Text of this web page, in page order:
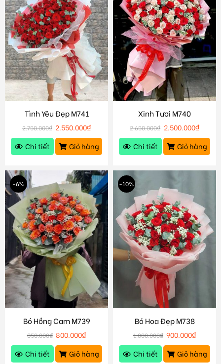
Tình Yêu Đẹp M741
2.750.000₫ 2.550.000₫
Chi tiết
Giỏ hàng
Xinh Tươi M740
2.650.000₫ 2.500.000₫
Chi tiết
Giỏ hàng
-6%
Bó Hồng Cam M739
850.000₫ 800.000₫
Chi tiết
Giỏ hàng
-10%
Bó Hoa Đẹp M738
1.000.000₫ 900.000₫
Chi tiết
Giỏ hàng